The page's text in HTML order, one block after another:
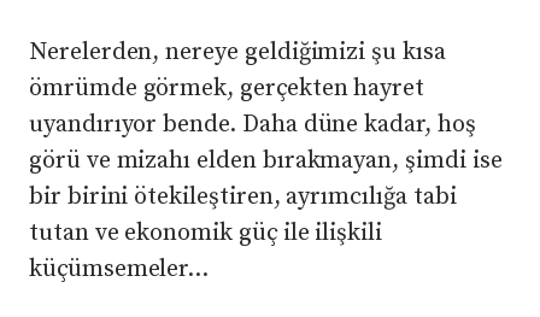
Nerelerden, nereye geldiğimizi şu kısa
ömrümde görmek, gerçekten hayret
uyandırıyor bende. Daha düne kadar, hoş
görü ve mizahı elden bırakmayan, şimdi ise
bir birini ötekileştiren, ayrımcılığa tabi
tutan ve ekonomik güç ile ilişkili
küçümsemeler…